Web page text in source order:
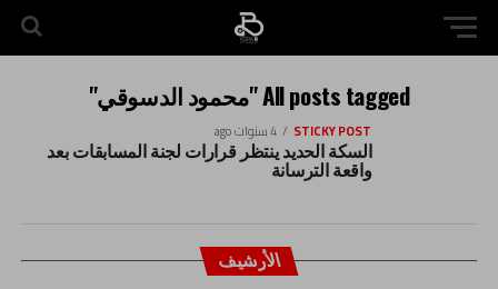
All posts tagged "محمود الدسوقي"
STICKY POST 4 سنوات ago
السكة الحديد ينتظر قرارات لجنة المسابقات بعد
واقعة الترسانة
الأرشيف